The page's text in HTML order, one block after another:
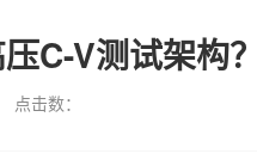
C-V测试架构？
点击数：